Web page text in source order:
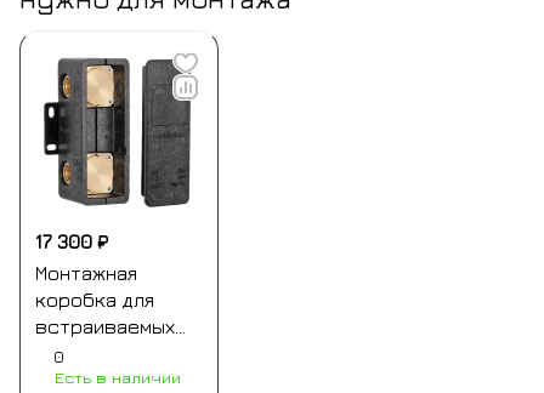
17 300 ₽
Монтажная
коробка для
встраиваемых
смесителей на 3
выхода (для
0
Есть в наличии